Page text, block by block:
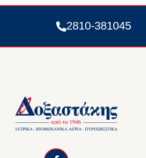
2810-381045
a